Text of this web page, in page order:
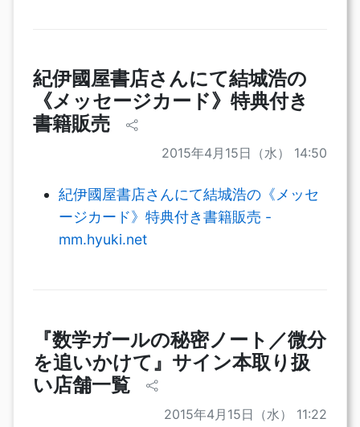
紀伊國屋書店さんにて結城浩の
《メッセージカード》特典付き
書籍販売
2015年4月15日（水） 14:50
紀伊國屋書店さんにて結城浩の《メッセ
ージカード》特典付き書籍販売 -
mm.hyuki.net
『数学ガールの秘密ノート／微分
を追いかけて』サイン本取り扱
い店舗一覧
2015年4月15日（水） 11:22